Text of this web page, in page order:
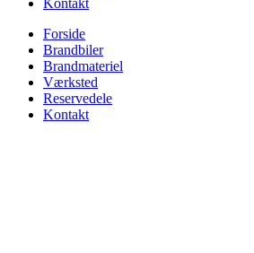
Kontakt
Forside
Brandbiler
Brandmateriel
Værksted
Reservedele
Kontakt